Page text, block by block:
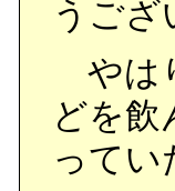
うござ
やは
どを飲
ってい